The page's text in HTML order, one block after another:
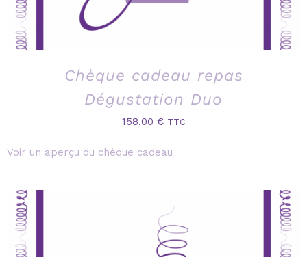
Chèque cadeau repas
Dégustation Duo
158,00 € TTC
Voir un aperçu du chèque cadeau